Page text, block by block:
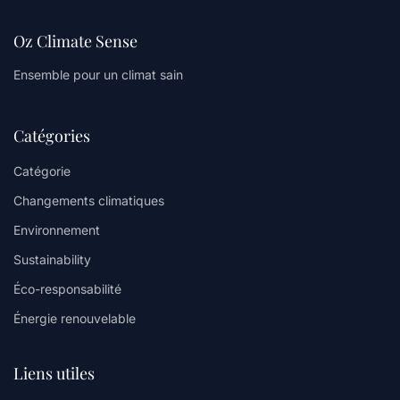
Oz Climate Sense
Ensemble pour un climat sain
Catégories
Catégorie
Changements climatiques
Environnement
Sustainability
Éco-responsabilité
Énergie renouvelable
Liens utiles